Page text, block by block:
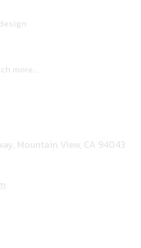
more...
Mountain View, CA 94043